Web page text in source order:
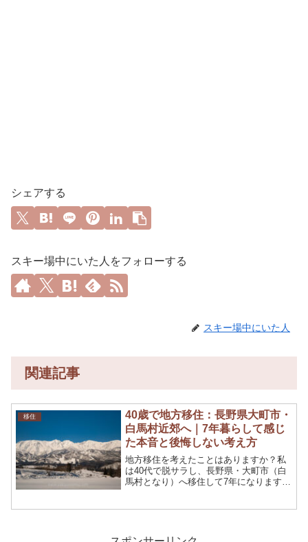
シェアする
スキー場中にいた人をフォローする
スキー場中にいた人
関連記事
移住
40歳で地方移住：長野県大町市・
白馬村近郊へ｜7年暮らして感じ
た本音と後悔しない考え方
地方移住を考えたことはありますか？私
は40代で脱サラし、長野県・大町市（白
馬村となり）へ移住して7年になります。
ットを正直に整理し、「移住するかどう